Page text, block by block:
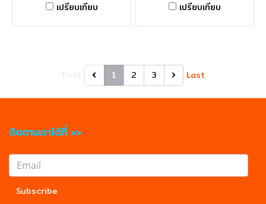
เปรียบเทียบ
เปรียบเทียบ
1 2 3 Last
ติดตามเราได้ที่ >>
Subscribe